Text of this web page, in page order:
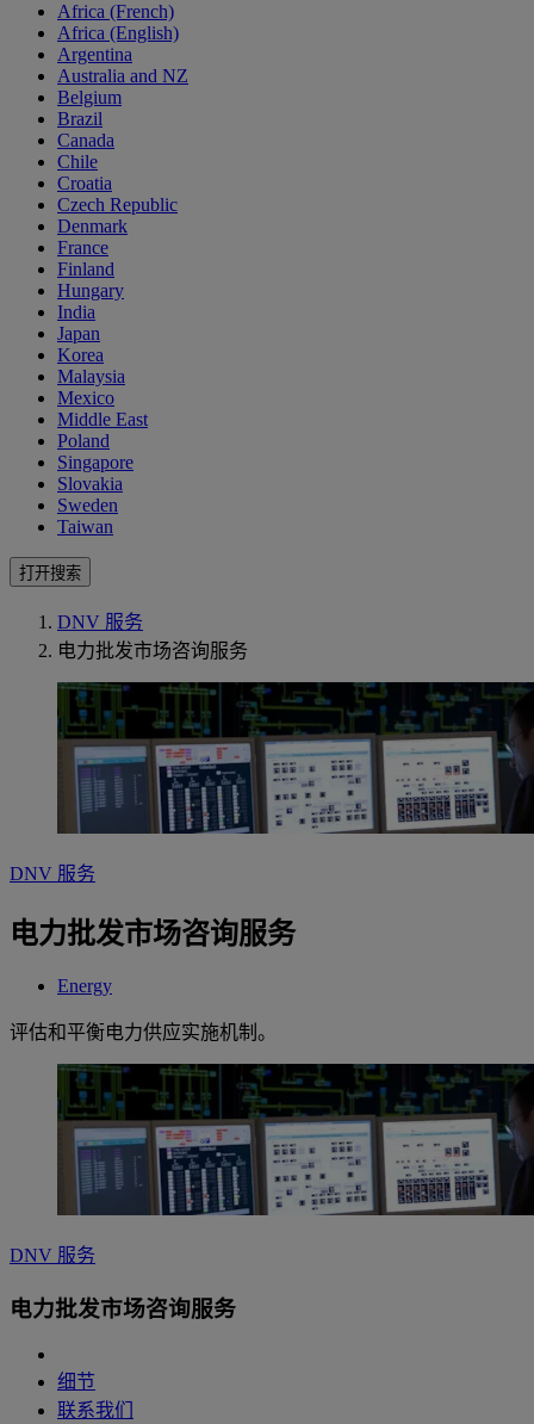
Africa (French)
Africa (English)
Argentina
Australia and NZ
Belgium
Brazil
Canada
Chile
Croatia
Czech Republic
Denmark
France
Finland
Hungary
India
Japan
Korea
Malaysia
Mexico
Middle East
Poland
Singapore
Slovakia
Sweden
Taiwan
打开搜索
DNV 服务
电力批发市场咨询服务
DNV 服务
电力批发市场咨询服务
Energy
评估和平衡电力供应实施机制。
DNV 服务
电力批发市场咨询服务
细节
联系我们